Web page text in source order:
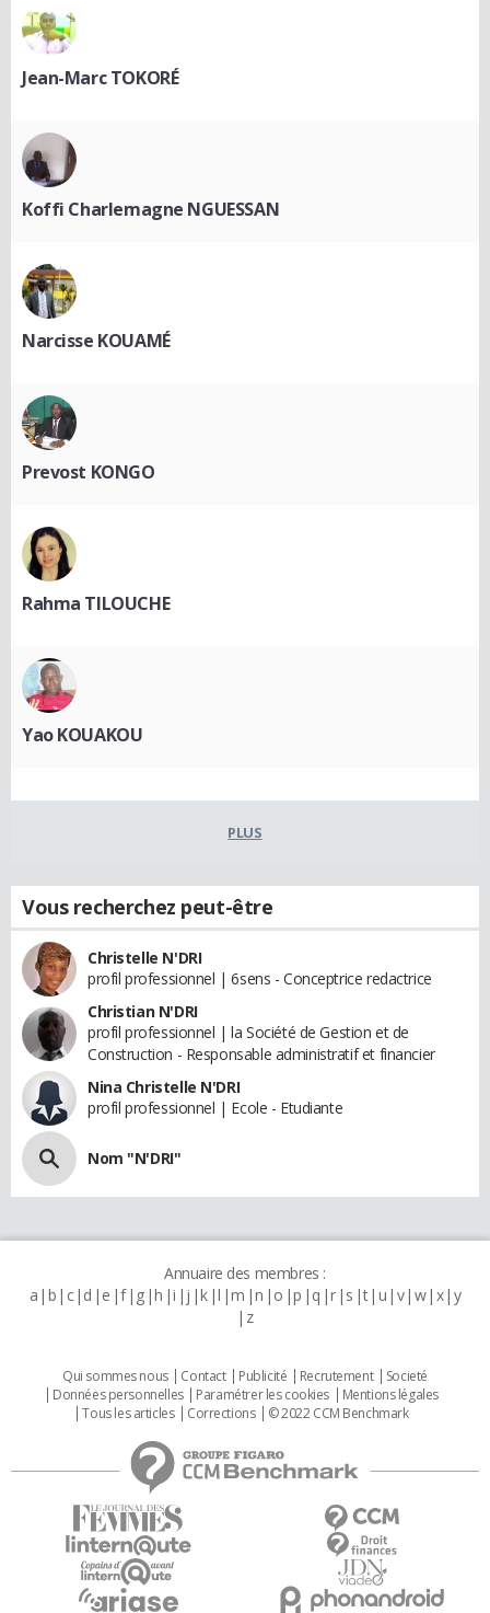
Jean-Marc TOKORÉ
Koffi Charlemagne NGUESSAN
Narcisse KOUAMÉ
Prevost KONGO
Rahma TILOUCHE
Yao KOUAKOU
PLUS
Vous recherchez peut-être
Christelle N'DRI
profil professionnel | 6sens - Conceptrice redactrice
Christian N'DRI
profil professionnel | la Société de Gestion et de
Construction - Responsable administratif et financier
Nina Christelle N'DRI
profil professionnel | Ecole - Etudiante
Nom "N'DRI"
Annuaire des membres :
a b c d e f g h i j k l m n o p q r s t u v w x y
z
Qui sommes nous Contact Publicité Recrutement
Societé
Données personnelles
Paramétrer les cookies
Mentions légales
Tous les articles
Corrections © 2022 CCM Benchmark